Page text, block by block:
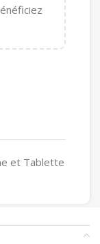
et Tablette